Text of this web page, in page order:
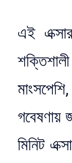
এই
গবেষণায়
মিনিট